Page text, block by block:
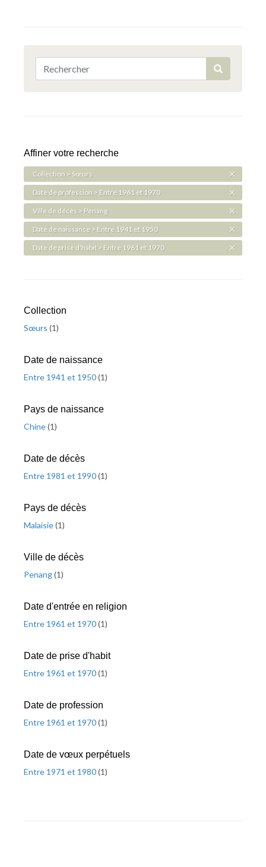
Affiner votre recherche
Collection > Sœurs
Date de profession > Entre 1961 et 1970
Ville de décès > Penang
Date de naissance > Entre 1941 et 1950
Date de prise d'habit > Entre 1961 et 1970
Collection
Sœurs (1)
Date de naissance
Entre 1941 et 1950(1)
Pays de naissance
Chine(1)
Date de décès
Entre 1981 et 1990(1)
Pays de décès
Malaisie(1)
Ville de décès
Penang(1)
Date d'entrée en religion
Entre 1961 et 1970(1)
Date de prise d'habit
Entre 1961 et 1970(1)
Date de profession
Entre 1961 et 1970(1)
Date de vœux perpétuels
Entre 1971 et 1980(1)